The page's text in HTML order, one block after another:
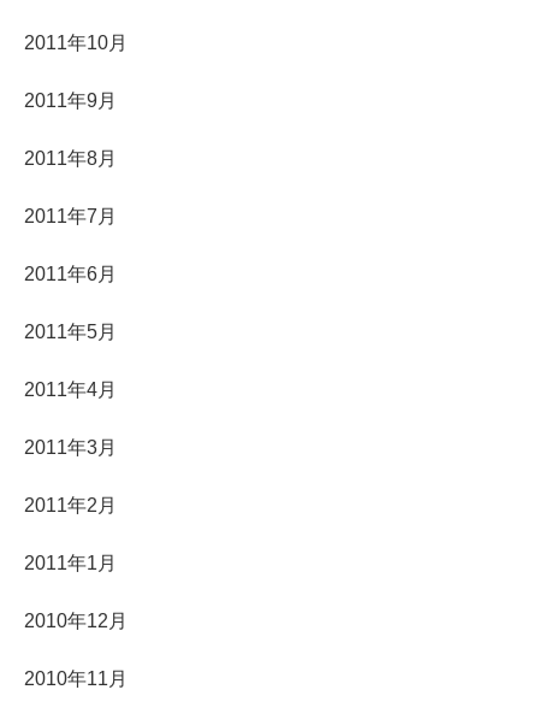
2011年10月
2011年9月
2011年8月
2011年7月
2011年6月
2011年5月
2011年4月
2011年3月
2011年2月
2011年1月
2010年12月
2010年11月